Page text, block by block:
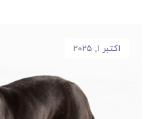
اکتبر ۱, ۲۰۲۵